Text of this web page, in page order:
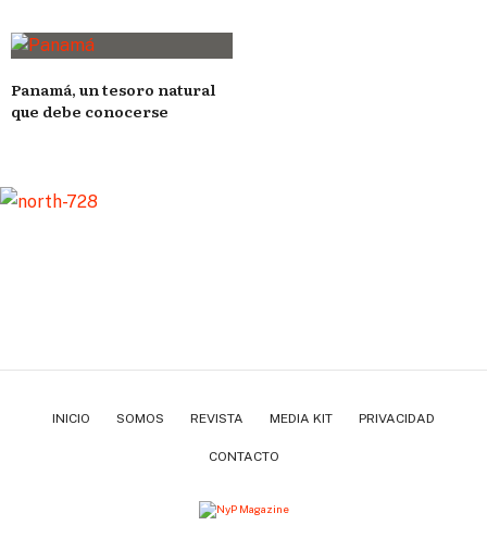
Panamá, un tesoro natural
que debe conocerse
INICIO SOMOS REVISTA MEDIA KIT PRIVACIDAD
CONTACTO